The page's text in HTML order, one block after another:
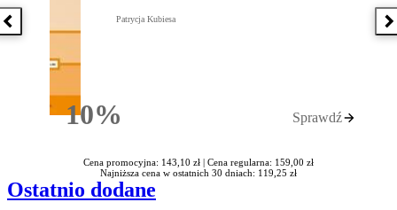
Poprzednia książka
10%Rabatu
Patrycja Kubiesa
Sprawdź
Cena promocyjna: 143,10 zł | Cena regularna: 159,00 zł
Najniższa cena w ostatnich 30 dniach: 119,25 zł
Ostatnio dodane